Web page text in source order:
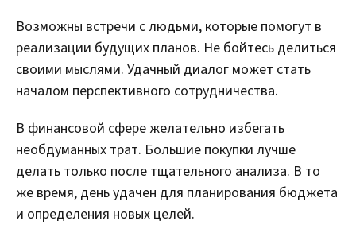
Возможны встречи с людьми, которые помогут в
реализации будущих планов. Не бойтесь делиться
своими мыслями. Удачный диалог может стать
началом перспективного сотрудничества.
В финансовой сфере желательно избегать
необдуманных трат. Большие покупки лучше
делать только после тщательного анализа. В то
же время, день удачен для планирования бюджета
и определения новых целей.